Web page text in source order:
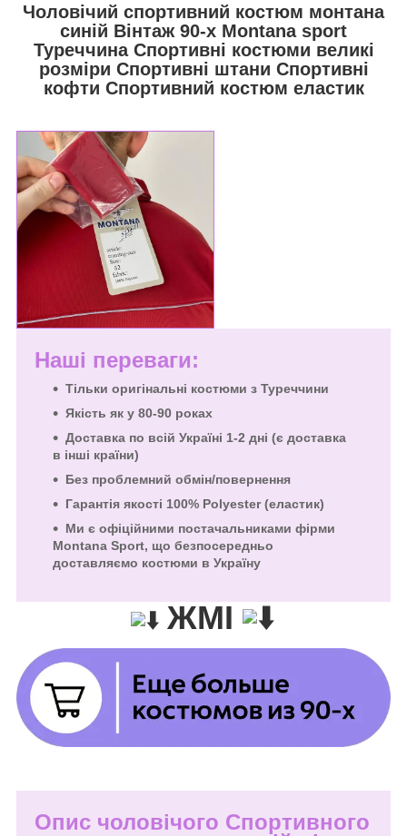
Чоловічий спортивний костюм монтана
синій Вінтаж 90-х Montana sport
Туреччина Спортивні костюми великі
розміри Спортивні штани Спортивні
кофти Спортивний костюм еластик
Наші переваги:
Тільки оригінальні костюми з Туреччини
Якість як у 80-90 роках
Доставка по всій Україні 1-2 дні (є доставка
в інші країни)
Без проблемний обмін/повернення
Гарантія якості 100% Polyester (еластик)
Ми є офіційними постачальниками фірми
Montana Sport, що безпосередньо
доставляємо костюми в Україну
ЖМІ
Опис чоловічого Спортивного